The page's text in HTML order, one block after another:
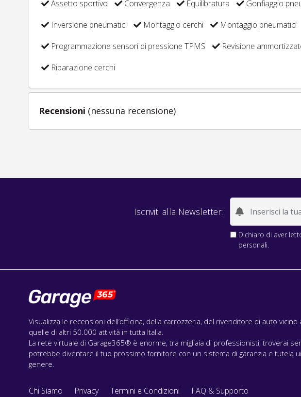
Assetto sportivo Convergenza Equilibratura
Gonfiaggio
Inversione pneumatici
Montaggio cerchi
Montaggio pneumatici
Programmazione sensori di pressione TPMS
Revisione
Riparazione cerchi
Recensioni (nessuna recensione)
Iscriviti alla Newsletter:
Dichiaro di aver
personali.
Visualizza le recensioni dell’officina, della carrozzeria, del rivenditore di auto vicino
quelle di altri 50.000 attività in tutta Italia.
La rete virtuale di Garage365® è enorme, tra migliaia di professionisti, troverai
potrebbe diventare il tuo prossimo fornitore con un sistema di garanzia e tutela
genere.
Chi Siamo Privacy Termini e Condizioni FAQ & Supporto